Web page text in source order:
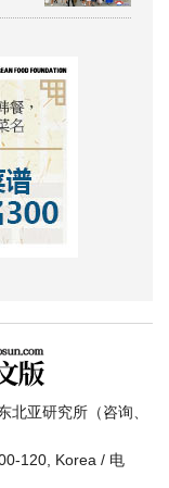
亚研究所（咨询、
120, Korea / 电